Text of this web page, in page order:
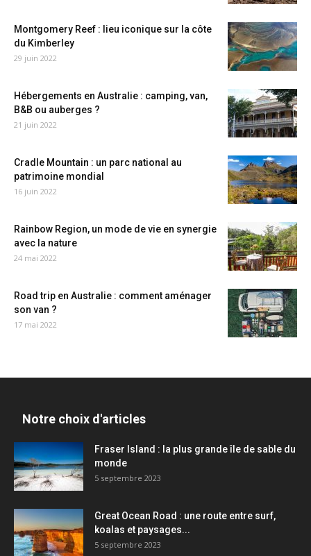
Montgomery Reef : lieu iconique sur la côte
du Kimberley
29 juin 2022
Hébergements en Australie : camping, van,
B&B ou auberges ?
21 juin 2022
Cradle Mountain : un parc national au
patrimoine mondial
16 juin 2022
Rainbow Region, un mode de vie en synergie
avec la nature
24 mai 2022
Road trip en Australie : comment aménager
son van ?
17 mai 2022
Notre choix d'articles
Fraser Island : la plus grande île de sable du
monde
5 septembre 2023
Great Ocean Road : une route entre surf,
koalas et paysages...
5 septembre 2023